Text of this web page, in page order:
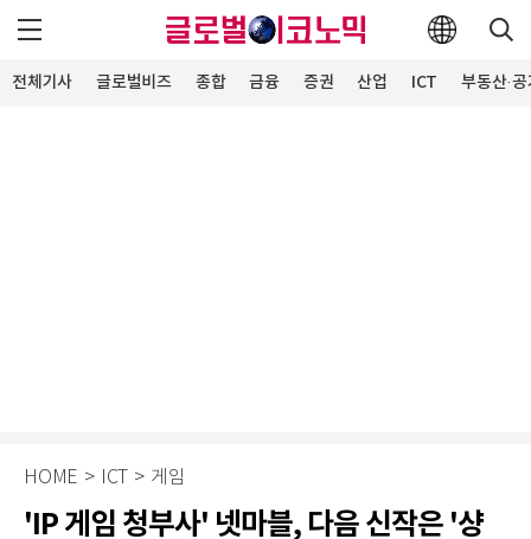
전체기사 글로벌비즈 종합 금융 증권 산업 ICT 부동산·
HOME > ICT > 게임
'IP 게임 청부사' 넷마블, 다음 신작은 '샹